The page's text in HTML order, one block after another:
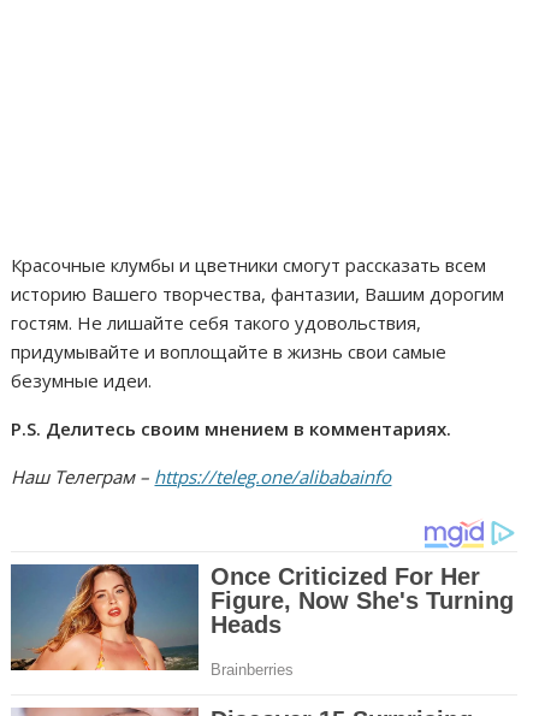
Красочные клумбы и цветники смогут рассказать всем
историю Вашего творчества, фантазии, Вашим дорогим
гостям. Не лишайте себя такого удовольствия,
придумывайте и воплощайте в жизнь свои самые
безумные идеи.
P.S. Делитесь своим мнением в комментариях.
Наш Телеграм – https://teleg.one/alibabainfo